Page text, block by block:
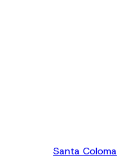
Santa Coloma